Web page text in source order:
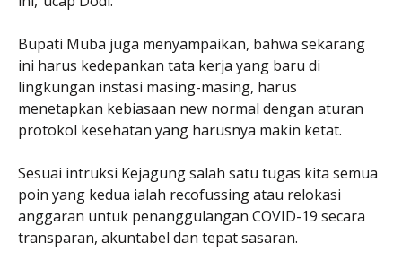
Bupati Muba juga menyampaikan, bahwa sekarang
ini harus kedepankan tata kerja yang baru di
lingkungan instasi masing-masing, harus
menetapkan kebiasaan new normal dengan aturan
protokol kesehatan yang harusnya makin ketat.
Sesuai intruksi Kejagung salah satu tugas kita semua
poin yang kedua ialah recofussing atau relokasi
anggaran untuk penanggulangan COVID-19 secara
transparan, akuntabel dan tepat sasaran.